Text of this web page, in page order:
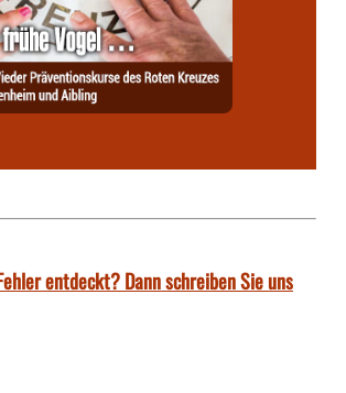
entdeckt? Dann schreiben Sie uns